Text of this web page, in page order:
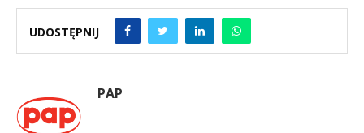
UDOSTĘPNIJ
PAP